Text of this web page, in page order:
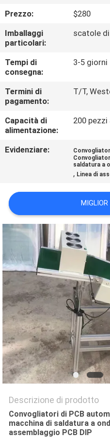
CONTROLLO
DELLA
QUALITÀ
CONTATTACI
NOTIZIA
ON
MAPPA
DEL
SITO
POLITICA
SULLA
PRIVACY
Prezzo:
$280
Imballaggi
particolari:
scatole
Tempi di
consegna:
3-5 giorni
Termini di
pagamento:
T/T,
Capacità di
alimentazione:
200
Evidenziare:
saldatura a
, Linea di
Descrizione di prodotto
Convogliatori di PCB
macchina di saldatura a
assemblaggio PCB DIP